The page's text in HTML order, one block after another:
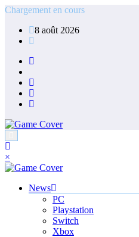
Aller
contenu
Chargement en cours
8 août 2026
×
News
PC
Playstation
Switch
Xbox